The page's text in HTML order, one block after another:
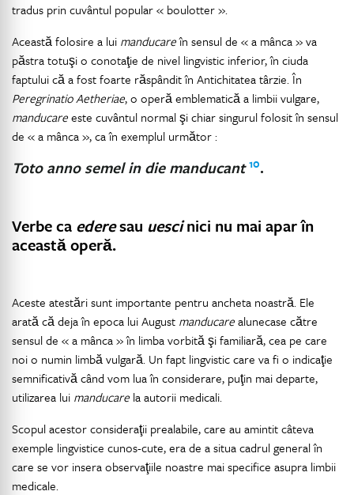
tradus prin cuvântul popular « boulotter ».
Această folosire a lui manducareîn sensul de « a mânca » va
păstra totuşi o conotaţie de nivel lingvistic inferior, în ciuda
faptului că a fost foarte răspândit în Antichitatea târzie. În
Peregrinatio Aetheriae, o operă emblematică a limbii vulgare,
manducareeste cuvântul normal şi chiar singurul folosit în sensul
de « a mânca », ca în exemplul următor :
Toto anno semel in die manducant 10.
Verbe ca ederesau uescinici nu mai apar în
această operă.
Aceste atestări sunt importante pentru ancheta noastră. Ele
arată că deja în epoca lui August manducarealunecase către
sensul de « a mânca » în limba vorbită şi familiară, cea pe care
noi o numin limbă vulgară. Un fapt lingvistic care va fi o indicaţie
semnificativă când vom lua în considerare, puţin mai departe,
utilizarea lui manducare la autorii medicali.
Scopul acestor consideraţii prealabile, care au amintit câteva
exemple lingvistice cunos-cute, era de a situa cadrul general în
care se vor insera observaţiile noastre mai specifice asupra limbii
medicale.